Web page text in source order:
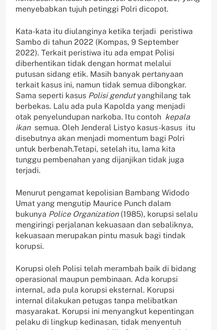
menyebabkan tujuh petinggi Polri dicopot.
Kata-kata itu diulanginya ketika terjadi peristiwa
Sambo di tahun 2022 (Kompas, 9 September
2022). Terkait peristiwa itu ada empat Polisi
diberhentikan tidak dengan hormat melalui
putusan sidang etik. Masih banyak pertanyaan
terkait kasus ini, namun tidak semua dibongkar.
Sama seperti kasus Polisi gendutyanghilang tak
berbekas. Lalu ada pula Kapolda yang menjadi
otak penyelundupan narkoba. Itu contoh kepala
ikan semua. Oleh Jenderal Listyo kasus-kasus itu
disebutnya akan menjadi momentum bagi Polri
untuk berbenah.Tetapi, setelah itu, lama kita
tunggu pembenahan yang dijanjikan tidak juga
terjadi.
Menurut pengamat kepolisian Bambang Widodo
Umat yang mengutip Maurice Punch dalam
bukunya Police Organization(1985), korupsi selalu
mengiringi perjalanan kekuasaan dan sebaliknya,
kekuasaan merupakan pintu masuk bagi tindak
korupsi.
Korupsi oleh Polisi telah merambah baik di bidang
operasional maupun pembinaan. Ada korupsi
internal, ada pula korupsi eksternal. Korupsi
internal dilakukan petugas tanpa melibatkan
masyarakat. Korupsi ini menyangkut kepentingan
pelaku di lingkup kedinasan, tidak menyentuh